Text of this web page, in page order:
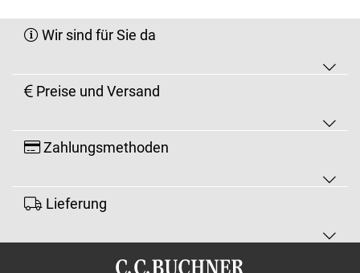
Wir sind für Sie da
Preise und Versand
Zahlungsmethoden
Lieferung